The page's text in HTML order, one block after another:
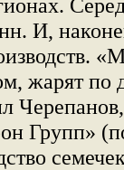
И,
жарят по
Групп»